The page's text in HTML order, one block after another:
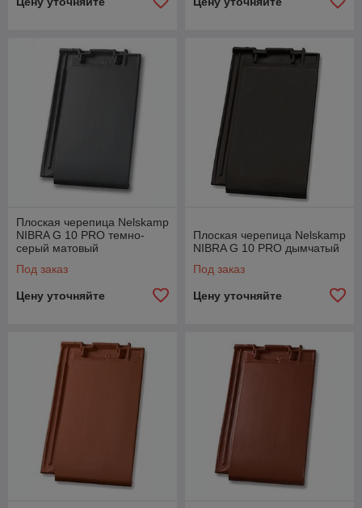
Плоская черепица Nelskamp
NIBRA G 10 PRO темно-
серый матовый
Под заказ
Цену уточняйте
Плоская черепица Nelskamp
NIBRA G 10 PRO дымчатый
Под заказ
Цену уточняйте